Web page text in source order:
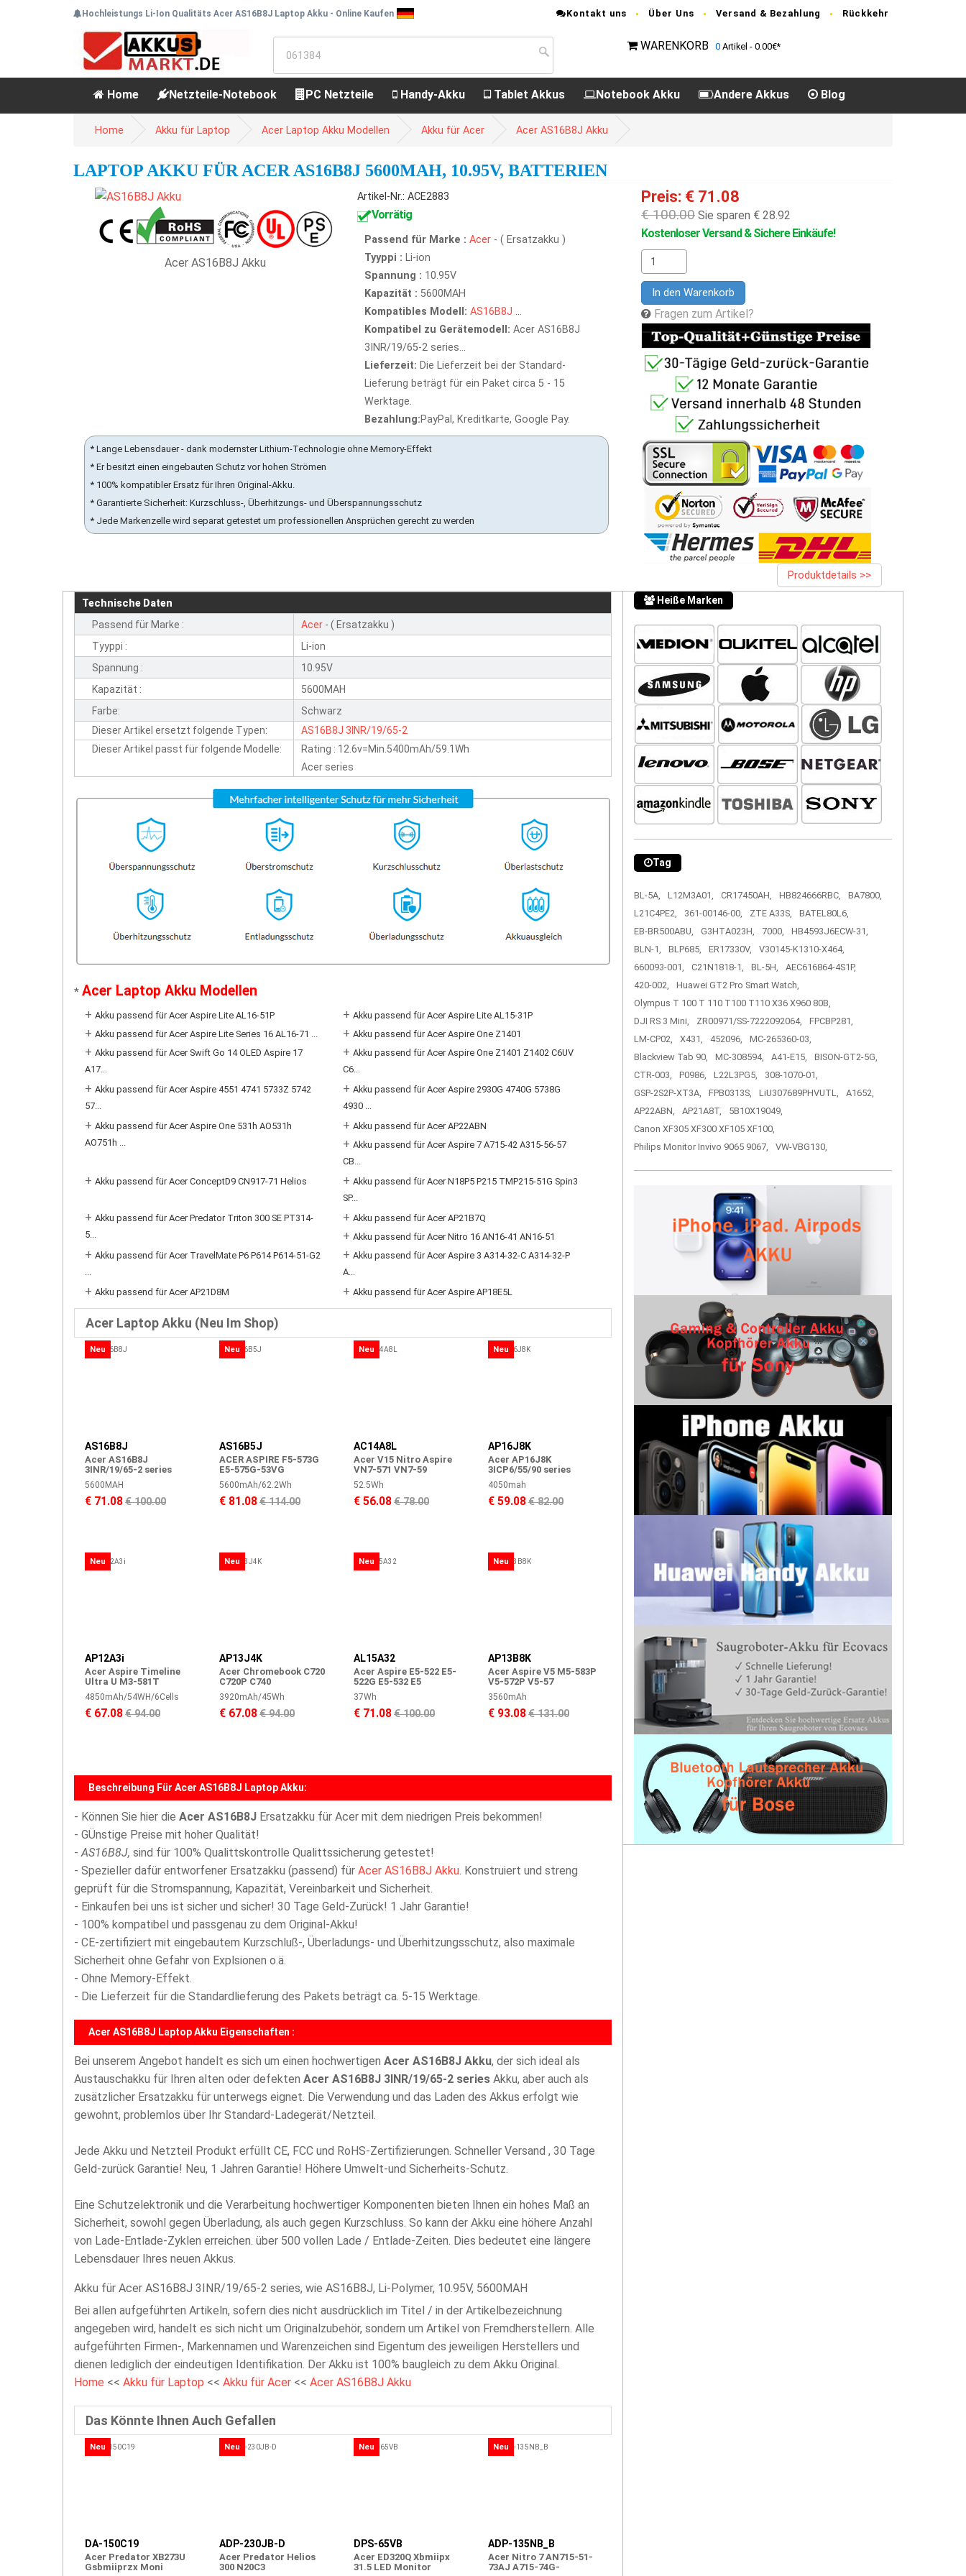
Hochleistungs Li-Ion Qualitäts Acer AS16B8J Laptop Akku - Online Kaufen Kontakt uns Über Uns Versand & Bezahlung Rückkehr
WARENKORB 0 Artikel - 0.00€*
Home Netzteile-Notebook PC Netzteile Handy-Akku Tablet Akkus Notebook Akku Andere Akkus Blog
Home Akku für Laptop Acer Laptop Akku Modellen Akku für Acer Acer AS16B8J Akku
LAPTOP AKKU FÜR ACER AS16B8J 5600MAH, 10.95V, BATTERIEN
Acer AS16B8J Akku
Artikel-Nr.: ACE2883
Vorrätig
Passend für Marke : Acer - ( Ersatzakku )
Tyyppi : Li-ion
Spannung : 10.95V
Kapazität : 5600MAH
Kompatibles Modell: AS16B8J ...
Kompatibel zu Gerätemodell: Acer AS16B8J
3INR/19/65-2 series...
Lieferzeit: Die Lieferzeit bei der Standard-
Lieferung beträgt für ein Paket circa 5 - 15
Werktage.
Bezahlung:PayPal, Kreditkarte, Google Pay.
* Lange Lebensdauer - dank modernster Lithium-Technologie ohne Memory-Effekt
* Er besitzt einen eingebauten Schutz vor hohen Strömen
* 100% kompatibler Ersatz für Ihren Original-Akku.
* Garantierte Sicherheit: Kurzschluss-, Überhitzungs- und Überspannungsschutz
* Jede Markenzelle wird separat getestet um professionellen Ansprüchen gerecht zu werden
Preis: € 71.08
€ 100.00 Sie sparen € 28.92
Kostenloser Versand & Sichere Einkäufe!
In den Warenkorb
Fragen zum Artikel?
Produktdetails >>
Technische Daten
Passend für Marke :
Acer - ( Ersatzakku )
Tyyppi :
Li-ion
Spannung :
10.95V
Kapazität :
5600MAH
Farbe:
Schwarz
Dieser Artikel ersetzt folgende Typen:
AS16B8J 3INR/19/65-2
Dieser Artikel passt für folgende Modelle:
Rating : 12.6v=Min.5400mAh/59.1Wh
Acer series
* Acer Laptop Akku Modellen
+ Akku passend für Acer Aspire Lite AL16-51P +Akku passend für Acer Aspire Lite AL15-31P
+ Akku passend für Acer Aspire Lite Series 16 AL16-71 ... +Akku passend für Acer Aspire One Z1401
+ Akku passend für Acer Swift Go 14 OLED Aspire 17
A17...
+Akku passend für Acer Aspire One Z1401 Z1402 C6UV
C6...
+ Akku passend für Acer Aspire 4551 4741 5733Z 5742
57...
+Akku passend für Acer Aspire 2930G 4740G 5738G
4930 ...
+ Akku passend für Acer Aspire One 531h AO531h
AO751h ...
+Akku passend für Acer AP22ABN
+Akku passend für Acer Aspire 7 A715-42 A315-56-57
CB...
+ Akku passend für Acer ConceptD9 CN917-71 Helios +Akku passend für Acer N18P5 P215 TMP215-51G Spin3
SP...
+ Akku passend für Acer Predator Triton 300 SE PT314-
5...
+Akku passend für Acer AP21B7Q
+Akku passend für Acer Nitro 16 AN16-41 AN16-51
+ Akku passend für Acer TravelMate P6 P614 P614-51-G2
...
+Akku passend für Acer Aspire 3 A314-32-C A314-32-P
A...
+ Akku passend für Acer AP21D8M +Akku passend für Acer Aspire AP18E5L
Acer Laptop Akku (Neu Im Shop)
Neu
AS16B8J
Acer AS16B8J
3INR/19/65-2 series
5600MAH
€ 71.08€ 100.00
Neu
AS16B5J
ACER ASPIRE F5-573G
E5-575G-53VG
5600mAh/62.2Wh
€ 81.08€ 114.00
Neu
AC14A8L
Acer V15 Nitro Aspire
VN7-571 VN7-59
52.5Wh
€ 56.08€ 78.00
Neu
AP16J8K
Acer AP16J8K
3ICP6/55/90 series
4050mah
€ 59.08€ 82.00
Neu
AP12A3i
Acer Aspire Timeline
Ultra U M3-581T
4850mAh/54WH/6Cells
€ 67.08€ 94.00
Neu
AP13J4K
Acer Chromebook C720
C720P C740
3920mAh/45Wh
€ 67.08€ 94.00
Neu
AL15A32
Acer Aspire E5-522 E5-
522G E5-532 E5
37Wh
€ 71.08€ 100.00
Neu
AP13B8K
Acer Aspire V5 M5-583P
V5-572P V5-57
3560mAh
€ 93.08€ 131.00
Beschreibung Für Acer AS16B8J Laptop Akku:
- Können Sie hier die Acer AS16B8J Ersatzakku für Acer mit dem niedrigen Preis bekommen!
- GÜnstige Preise mit hoher Qualität!
-AS16B8J, sind für 100% Qualittskontrolle Qualittssicherung getestet!
- Spezieller dafür entworfener Ersatzakku (passend) für Acer AS16B8J Akku. Konstruiert und streng
geprüft für die Stromspannung, Kapazität, Vereinbarkeit und Sicherheit.
- Einkaufen bei uns ist sicher und sicher! 30 Tage Geld-Zurück! 1 Jahr Garantie!
- 100% kompatibel und passgenau zu dem Original-Akku!
- CE-zertifiziert mit eingebautem Kurzschluß-, Überladungs- und Überhitzungsschutz, also maximale
Sicherheit ohne Gefahr von Explsionen o.ä.
- Ohne Memory-Effekt.
- Die Lieferzeit für die Standardlieferung des Pakets beträgt ca. 5-15 Werktage.
Acer AS16B8J Laptop Akku Eigenschaften :
Bei unserem Angebot handelt es sich um einen hochwertigen Acer AS16B8J Akku, der sich ideal als
Austauschakku für Ihren alten oder defekten Acer AS16B8J 3INR/19/65-2 series Akku, aber auch als
zusätzlicher Ersatzakku für unterwegs eignet. Die Verwendung und das Laden des Akkus erfolgt wie
gewohnt, problemlos über Ihr Standard-Ladegerät/Netzteil.
Jede Akku und Netzteil Produkt erfüllt CE, FCC und RoHS-Zertifizierungen. Schneller Versand , 30 Tage
Geld-zurück Garantie! Neu, 1 Jahren Garantie! Höhere Umwelt-und Sicherheits-Schutz.
Eine Schutzelektronik und die Verarbeitung hochwertiger Komponenten bieten Ihnen ein hohes Maß an
Sicherheit, sowohl gegen Überladung, als auch gegen Kurzschluss. So kann der Akku eine höhere Anzahl
von Lade-Entlade-Zyklen erreichen. über 500 vollen Lade / Entlade-Zeiten. Dies bedeutet eine längere
Lebensdauer Ihres neuen Akkus.
Akku für Acer AS16B8J 3INR/19/65-2 series, wie AS16B8J, Li-Polymer, 10.95V, 5600MAH
Bei allen aufgeführten Artikeln, sofern dies nicht ausdrücklich im Titel / in der Artikelbezeichnung
angegeben wird, handelt es sich nicht um Originalzubehör, sondern um Artikel von Fremdherstellern. Alle
aufgeführten Firmen-, Markennamen und Warenzeichen sind Eigentum des jeweiligen Herstellers und
dienen lediglich der eindeutigen Identifikation. Der Akku ist 100% baugleich zu dem Akku Original.
Home << Akku für Laptop << Akku für Acer << Acer AS16B8J Akku
Das Könnte Ihnen Auch Gefallen
Neu
DA-150C19
Acer Predator XB273U
Gsbmiiprzx Moni
Neu
ADP-230JB-D
Acer Predator Helios
300 N20C3
Neu
DPS-65VB
Acer ED320Q Xbmiipx
31.5 LED Monitor
Neu
ADP-135NB_B
Acer Nitro 7 AN715-51-
73AJ A715-74G-
Heiße Marken
Tag
BL-5A, L12M3A01, CR17450AH, HB824666RBC,
BA7800,
L21C4PE2,
361-00146-00, ZTE A33S,
BATEL80L6,
EB-BR500ABU,
G3HTA023H, 7000,
HB4593J6ECW-31,
BLN-1,
BLP685, ER17330V,
V30145-K1310-X464,
660093-001,
C21N1818-1, BL-5H,
AEC616864-4S1P,
420-002,
Huawei GT2 Pro Smart Watch,
Olympus T 100 T 110 T100 T110 X36 X960 80B,
DJI RS 3 Mini,
ZR00971/SS-7222092064,
FPCBP281,
LM-CP02,
X431, 452096,
MC-265360-03,
Blackview Tab 90,
MC-308594, A41-E15,
BISON-GT2-5G,
CTR-003,
P0986, L22L3PG5,
308-1070-01,
GSP-2S2P-XT3A,
FPB0313S, LiU307689PHVUTL,
A1652,
AP22ABN,
AP21A8T,
5B10X19049,
Canon XF305 XF300 XF105 XF100,
Philips Monitor Invivo 9065 9067,
VW-VBG130,